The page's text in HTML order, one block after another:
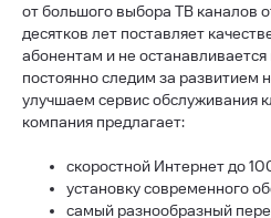
от большого выбора ТВ каналов
десятков лет поставляет
абонентам и не
постоянно следим за развитием
улучшаем сервис обслуживания
компания предлагает:
скоростной Интернет до
установку современного
самый разнообразный